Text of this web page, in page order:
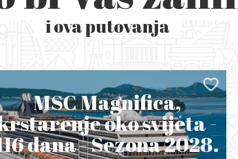
i ova putovanja
MSC Magnifica,
oko svijeta -
dana - Sezona 2028.